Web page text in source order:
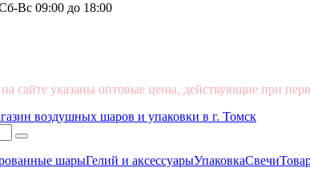
Вс 09:00 до 18:00
сайте указаны оптовые цены, действующие при
шарыГелий и аксессуарыУпаковкаСвечи